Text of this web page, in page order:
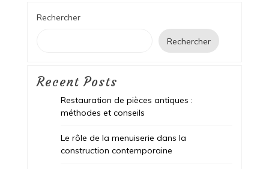
Rechercher
Rechercher
Recent Posts
Restauration de pièces antiques :
méthodes et conseils
Le rôle de la menuiserie dans la
construction contemporaine